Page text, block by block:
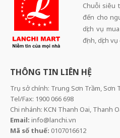
Chuỗi siêu
đến cho
dịch vụ
định, dịch
THÔNG TIN LIÊN HỆ
Trụ sở chính: Trung Sơn Trầm, Sơn
Tel/Fax: 1900 066 698
Chi nhánh: KCN Thanh Oai, Thanh
Email: info@lanchi.vn
Mã số thuế: 0107016612